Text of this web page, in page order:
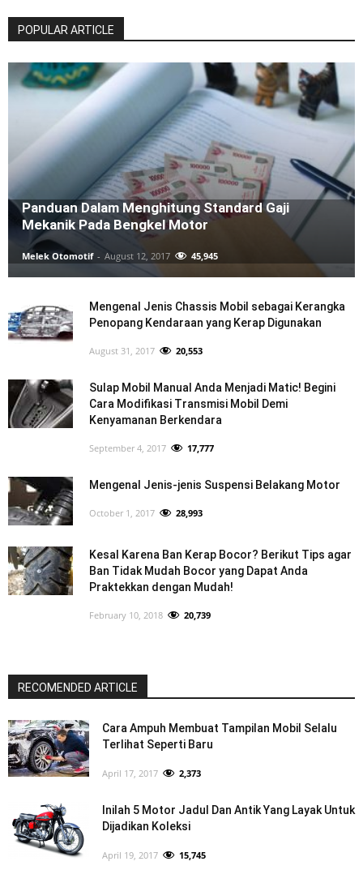
POPULAR ARTICLE
Panduan Dalam Menghitung Standard Gaji
Mekanik Pada Bengkel Motor
Melek Otomotif - August 12, 2017 45,945
Mengenal Jenis Chassis Mobil sebagai Kerangka
Penopang Kendaraan yang Kerap Digunakan
August 31, 2017 20,553
Sulap Mobil Manual Anda Menjadi Matic! Begini
Cara Modifikasi Transmisi Mobil Demi
Kenyamanan Berkendara
September 4, 2017 17,777
Mengenal Jenis-jenis Suspensi Belakang Motor
October 1, 2017 28,993
Kesal Karena Ban Kerap Bocor? Berikut Tips agar
Ban Tidak Mudah Bocor yang Dapat Anda
Praktekkan dengan Mudah!
February 10, 2018 20,739
RECOMENDED ARTICLE
Cara Ampuh Membuat Tampilan Mobil Selalu
Terlihat Seperti Baru
April 17, 2017 2,373
Inilah 5 Motor Jadul Dan Antik Yang Layak Untuk
Dijadikan Koleksi
April 19, 2017 15,745